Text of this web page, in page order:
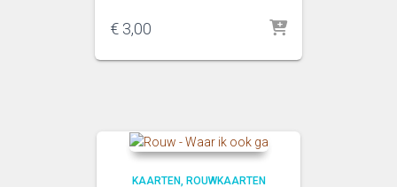
€ 3,00
KAARTEN ROUWKAARTEN